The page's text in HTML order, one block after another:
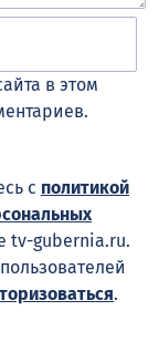
в этом
с политикой
tv-gubernia.ru.
.